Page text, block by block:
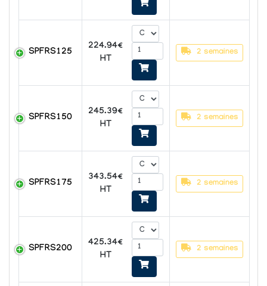
SPFRS125
224.94€
HT
2 semaines
SPFRS150
245.39€
HT
2 semaines
SPFRS175
343.54€
HT
2 semaines
SPFRS200
425.34€
HT
2 semaines